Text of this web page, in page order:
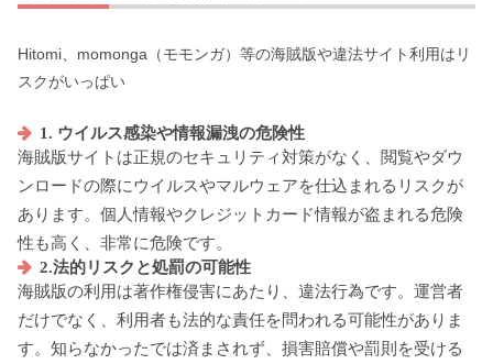
Hitomi、momonga（モモンガ）等の海賊版や違法サイト利用はリ
スクがいっぱい
1. ウイルス感染や情報漏洩の危険性
海賊版サイトは正規のセキュリティ対策がなく、閲覧やダウ
ンロードの際にウイルスやマルウェアを仕込まれるリスクが
あります。個人情報やクレジットカード情報が盗まれる危険
性も高く、非常に危険です。
2.法的リスクと処罰の可能性
海賊版の利用は著作権侵害にあたり、違法行為です。運営者
だけでなく、利用者も法的な責任を問われる可能性がありま
す。知らなかったでは済まされず、損害賠償や罰則を受ける